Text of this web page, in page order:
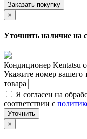
Заказать покупку
×
Уточнить наличие на
Кондиционер Kentatsu
Укажите номер вашего
товара
Я согласен на
соответствии с
Уточнить
×